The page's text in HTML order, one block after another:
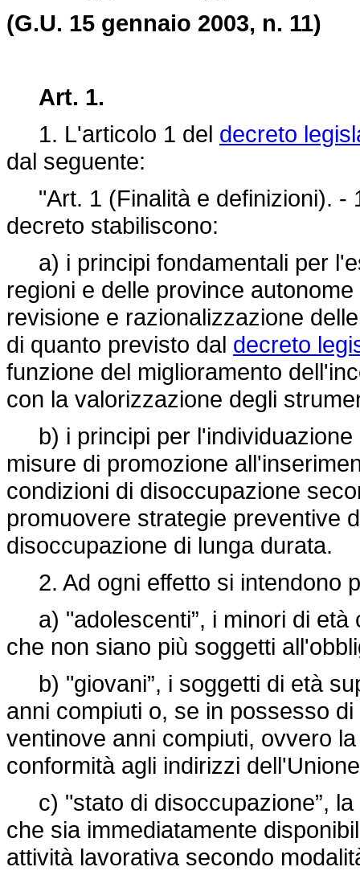
(G.U. 15 gennaio 2003, n. 11)
Art. 1.
1. L'articolo 1 del decreto
dal seguente:
"Art. 1 (Finalità e definizioni). -
decreto stabiliscono:
a) i principi fondamentali per
regioni e delle province
revisione e razionalizzazione
di quanto previsto dal decreto
funzione del miglioramento
con la valorizzazione degli
b) i principi per l'individuazione
misure di promozione
condizioni di disoccupazione
promuovere strategie preventive
disoccupazione di lunga durata.
2. Ad ogni effetto si intendono
a) "adolescenti”, i minori di età
che non siano più soggetti
b) "giovani”, i soggetti di età
anni compiuti o, se in possesso
ventinove anni compiuti, ovvero
conformità agli indirizzi
c) "stato di disoccupazione”, la
che sia immediatamente
attività lavorativa secondo